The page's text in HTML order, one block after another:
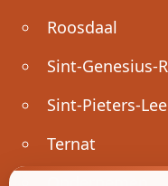
Roosdaal
Sint-Genesius-
Sint-Pieters-
Ternat